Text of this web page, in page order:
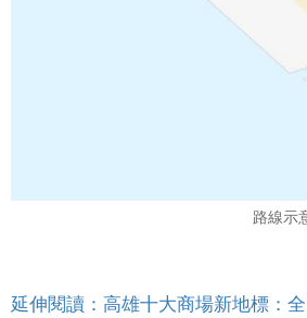
路線示
延伸閱讀：高雄十大商場新地標：